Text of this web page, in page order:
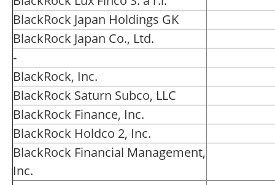
BlackRock Japan Holdings GK
BlackRock Japan Co., Ltd.
-
BlackRock, Inc.
BlackRock Saturn Subco, LLC
BlackRock Finance, Inc.
BlackRock Holdco 2, Inc.
BlackRock Financial Management,
Inc.